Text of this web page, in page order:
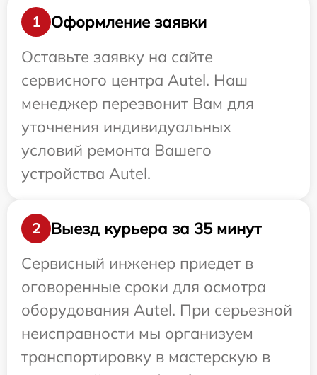
1
Оформление заявки
Оставьте заявку на сайте
сервисного центра Autel. Наш
менеджер перезвонит Вам для
уточнения индивидуальных
условий ремонта Вашего
устройства Autel.
2
Выезд курьера за 35 минут
Сервисный инженер приедет в
оговоренные сроки для осмотра
оборудования Autel. При серьезной
неисправности мы организуем
транспортировку в мастерскую в